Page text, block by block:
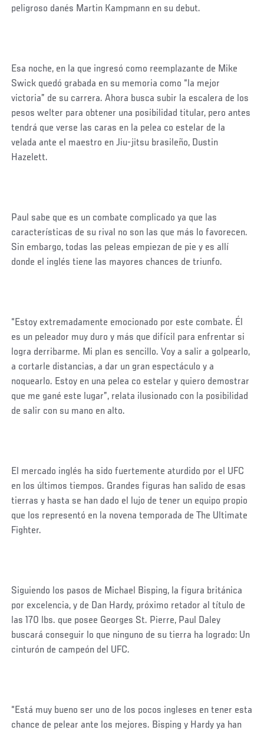
peligroso danés Martin Kampmann en su debut.
Esa noche, en la que ingresó como reemplazante de Mike
Swick quedó grabada en su memoria como “la mejor
victoria” de su carrera. Ahora busca subir la escalera de los
pesos welter para obtener una posibilidad titular, pero antes
tendrá que verse las caras en la pelea co estelar de la
velada ante el maestro en Jiu-jitsu brasileño, Dustin
Hazelett.
Paul sabe que es un combate complicado ya que las
características de su rival no son las que más lo favorecen.
Sin embargo, todas las peleas empiezan de pie y es allí
donde el inglés tiene las mayores chances de triunfo.
“Estoy extremadamente emocionado por este combate. Él
es un peleador muy duro y más que difícil para enfrentar si
logra derribarme. Mi plan es sencillo. Voy a salir a golpearlo,
a cortarle distancias, a dar un gran espectáculo y a
noquearlo. Estoy en una pelea co estelar y quiero demostrar
que me gané este lugar”, relata ilusionado con la posibilidad
de salir con su mano en alto.
El mercado inglés ha sido fuertemente aturdido por el UFC
en los últimos tiempos. Grandes figuras han salido de esas
tierras y hasta se han dado el lujo de tener un equipo propio
que los representó en la novena temporada de The Ultimate
Fighter.
Siguiendo los pasos de Michael Bisping, la figura británica
por excelencia, y de Dan Hardy, próximo retador al título de
las 170 lbs. que posee Georges St. Pierre, Paul Daley
buscará conseguir lo que ninguno de su tierra ha logrado: Un
cinturón de campeón del UFC.
“Está muy bueno ser uno de los pocos ingleses en tener esta
chance de pelear ante los mejores. Bisping y Hardy ya han